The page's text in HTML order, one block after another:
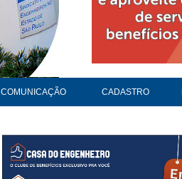
COMUNICAÇÃO CADASTRO